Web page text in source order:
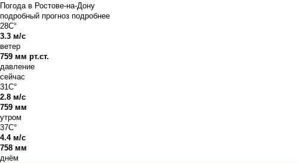
Погода в Ростове-на-Дону
подробный прогноз подробнее
28C°
3.3 м/с
ветер
759 мм рт.ст.
давление
сейчас
31C°
2.8 м/с
759 мм
утром
37C°
4.4 м/с
758 мм
днём